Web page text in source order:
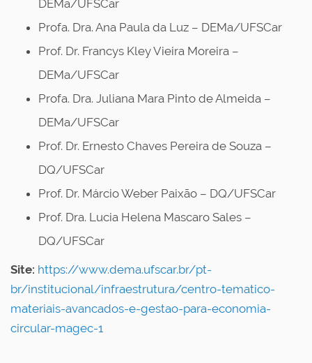
DEMa/UFSCar
Profa. Dra. Ana Paula da Luz – DEMa/UFSCar
Prof. Dr. Francys Kley Vieira Moreira –
DEMa/UFSCar
Profa. Dra. Juliana Mara Pinto de Almeida –
DEMa/UFSCar
Prof. Dr. Ernesto Chaves Pereira de Souza –
DQ/UFSCar
Prof. Dr. Márcio Weber Paixão – DQ/UFSCar
Prof. Dra. Lucia Helena Mascaro Sales –
DQ/UFSCar
Site: https://www.dema.ufscar.br/pt-
br/institucional/infraestrutura/centro-tematico-
materiais-avancados-e-gestao-para-economia-
circular-magec-1